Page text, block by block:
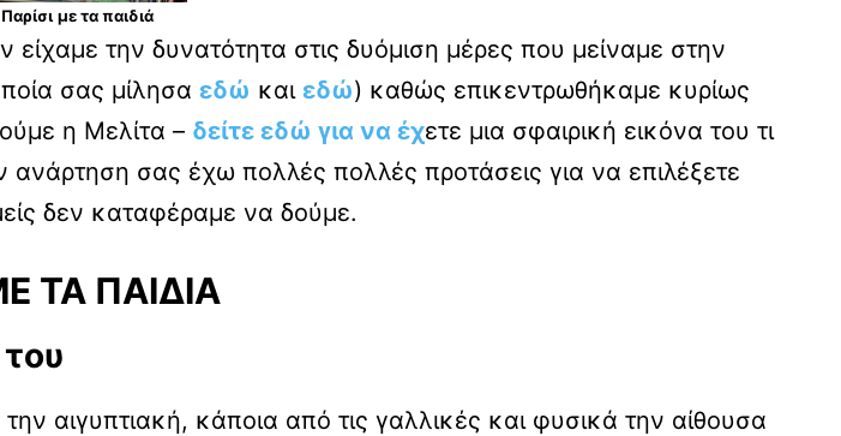
με τα παιδιά
την δυνατότητα στις δυόμιση μέρες που μείναμε στην
σας μίλησα εδώ και εδώ) καθώς επικεντρωθήκαμε κυρίως
η Μελίτα – δείτε εδώ για να έχετε μια σφαιρική εικόνα του τι
ανάρτηση σας έχω πολλές πολλές προτάσεις για να επιλέξετε
δεν καταφέραμε να δούμε.
ΤΑ ΠΑΙΔΙΑ
αιγυπτιακή, κάποια από τις γαλλικές και φυσικά την αίθουσα